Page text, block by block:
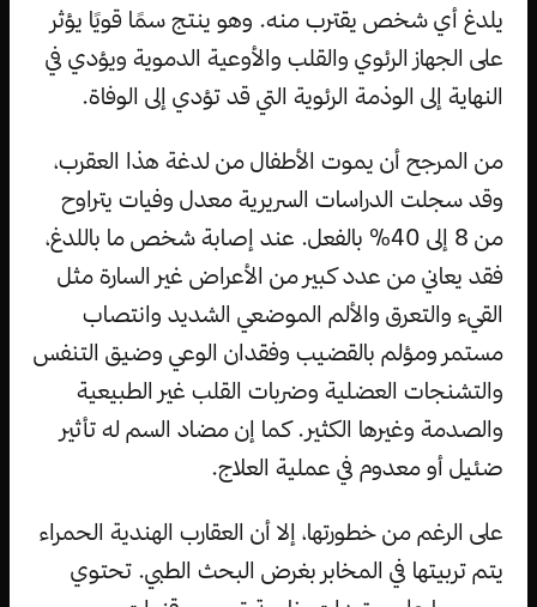
يلدغ أي شخص يقترب منه. وهو ينتج سمًا قويًا يؤثر
على الجهاز الرئوي والقلب والأوعية الدموية ويؤدي في
النهاية إلى الوذمة الرئوية التي قد تؤدي إلى الوفاة.
من المرجح أن يموت الأطفال من لدغة هذا العقرب،
وقد سجلت الدراسات السريرية معدل وفيات يتراوح
من 8 إلى 40٪ بالفعل. عند إصابة شخص ما باللدغ،
فقد يعاني من عدد كبير من الأعراض غير السارة مثل
القيء والتعرق والألم الموضعي الشديد وانتصاب
مستمر ومؤلم بالقضيب وفقدان الوعي وضيق التنفس
والتشنجات العضلية وضربات القلب غير الطبيعية
والصدمة وغيرها الكثير. كما إن مضاد السم له تأثير
ضئيل أو معدوم في عملية العلاج.
على الرغم من خطورتها، إلا أن العقارب الهندية الحمراء
يتم تربيتها في المخابر بغرض البحث الطبي. تحتوي